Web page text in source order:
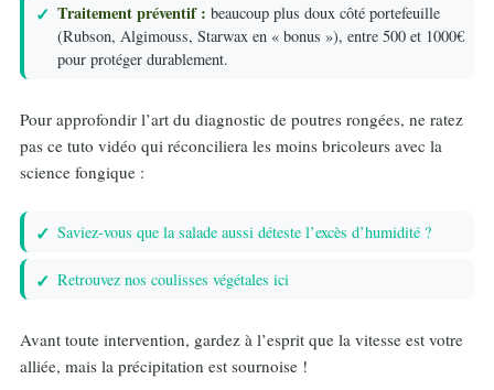
Traitement préventif : beaucoup plus doux côté portefeuille
(Rubson, Algimouss, Starwax en « bonus »), entre 500 et 1000€
pour protéger durablement.
Pour approfondir l’art du diagnostic de poutres rongées, ne ratez
pas ce tuto vidéo qui réconciliera les moins bricoleurs avec la
science fongique :
Saviez-vous que la salade aussi déteste l’excès d’humidité ?
Retrouvez nos coulisses végétales ici
Avant toute intervention, gardez à l’esprit que la vitesse est votre
alliée, mais la précipitation est sournoise !